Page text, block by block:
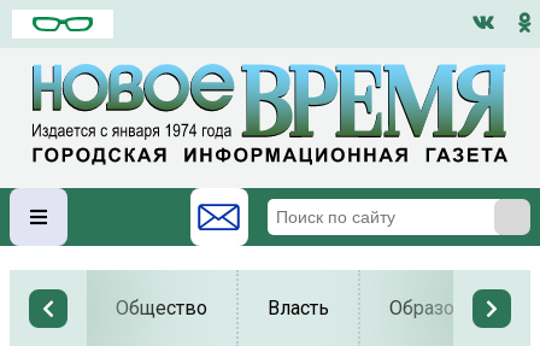
Общество Власть Образование